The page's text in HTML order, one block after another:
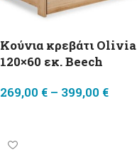
Κούνια κρεβάτι Olivia
120×60 εκ. Beech
269,00 € – 399,00 €